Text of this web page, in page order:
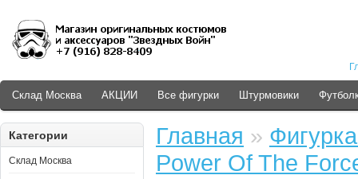
Склад Москва АКЦИИ Все фигурки Штурмовики
Категории
Склад Москва
Главная »
Power Of The